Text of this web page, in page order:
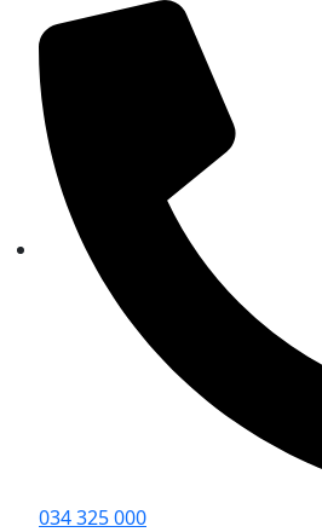
034 325 000